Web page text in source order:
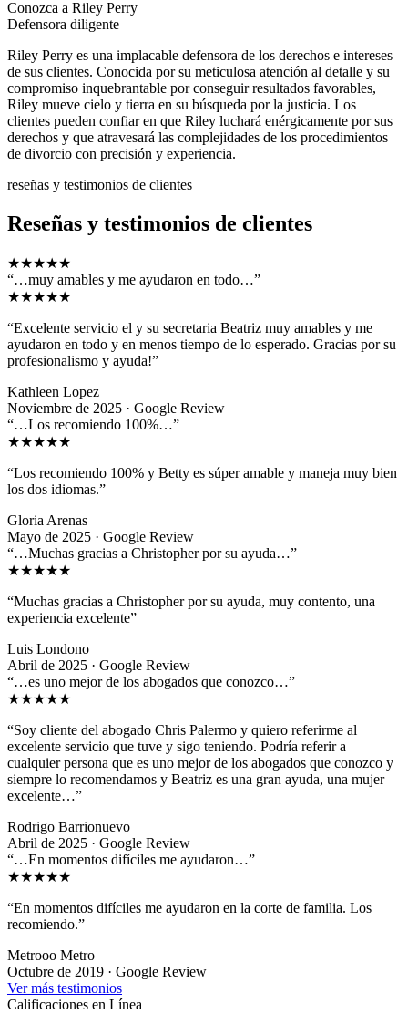
Conozca a Riley Perry
Defensora diligente
Riley Perry es una implacable defensora de los derechos e intereses
de sus clientes. Conocida por su meticulosa atención al detalle y su
compromiso inquebrantable por conseguir resultados favorables,
Riley mueve cielo y tierra en su búsqueda por la justicia. Los
clientes pueden confiar en que Riley luchará enérgicamente por sus
derechos y que atravesará las complejidades de los procedimientos
de divorcio con precisión y experiencia.
reseñas y testimonios de clientes
Reseñas y testimonios de clientes
★★★★★
“…muy amables y me ayudaron en todo…”
★★★★★
“Excelente servicio el y su secretaria Beatriz muy amables y me
ayudaron en todo y en menos tiempo de lo esperado. Gracias por su
profesionalismo y ayuda!”
Kathleen Lopez
Noviembre de 2025 · Google Review
“…Los recomiendo 100%…”
★★★★★
“Los recomiendo 100% y Betty es súper amable y maneja muy bien
los dos idiomas.”
Gloria Arenas
Mayo de 2025 · Google Review
“…Muchas gracias a Christopher por su ayuda…”
★★★★★
“Muchas gracias a Christopher por su ayuda, muy contento, una
experiencia excelente”
Luis Londono
Abril de 2025 · Google Review
“…es uno mejor de los abogados que conozco…”
★★★★★
“Soy cliente del abogado Chris Palermo y quiero referirme al
excelente servicio que tuve y sigo teniendo. Podría referir a
cualquier persona que es uno mejor de los abogados que conozco y
siempre lo recomendamos y Beatriz es una gran ayuda, una mujer
excelente…”
Rodrigo Barrionuevo
Abril de 2025 · Google Review
“…En momentos difíciles me ayudaron…”
★★★★★
“En momentos difíciles me ayudaron en la corte de familia. Los
recomiendo.”
Metrooo Metro
Octubre de 2019 · Google Review
Ver más testimonios
Calificaciones en Línea